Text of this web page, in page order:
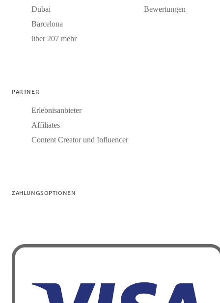
Dubai
Barcelona
über 207 mehr
Bewertungen
PARTNER
Erlebnisanbieter
Affiliates
Content Creator und Influencer
ZAHLUNGSOPTIONEN